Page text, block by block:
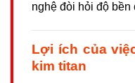
nghệ đòi hỏi độ bền
Lợi ích của
kim titan